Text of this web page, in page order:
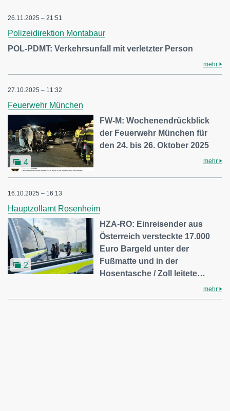
26.11.2025 – 21:51
Polizeidirektion Montabaur
POL-PDMT: Verkehrsunfall mit verletzter Person
mehr
27.10.2025 – 11:32
Feuerwehr München
4
FW-M: Wochenendrückblick
der Feuerwehr München für
den 24. bis 26. Oktober 2025
mehr
16.10.2025 – 16:13
Hauptzollamt Rosenheim
2
HZA-RO: Einreisender aus
Österreich versteckte 17.000
Euro Bargeld unter der
Fußmatte und in der
Hosentasche / Zoll leitete…
mehr